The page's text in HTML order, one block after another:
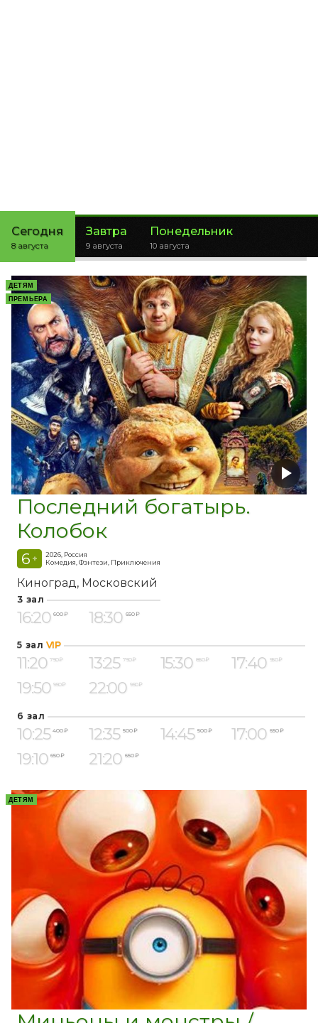
Сегодня
8 августа
Завтра
9 августа
Понедельник
10 августа
ДЕТЯМ
ПРЕМЬЕРА
Последний богатырь.
Колобок
6 +
2026, Россия
Комедия, Фэнтези, Приключения
Киноград Московский
3 зал
16:20 600 ₽ 18:30 650 ₽
5 зал VIP
11:20 750 ₽ 13:25 750 ₽ 15:30 850 ₽ 17:40 950 ₽
19:50 950 ₽ 22:00 950 ₽
6 зал
10:25 400 ₽ 12:35 500 ₽ 14:45 500 ₽ 17:00 650 ₽
19:10 650 ₽ 21:20 650 ₽
ДЕТЯМ